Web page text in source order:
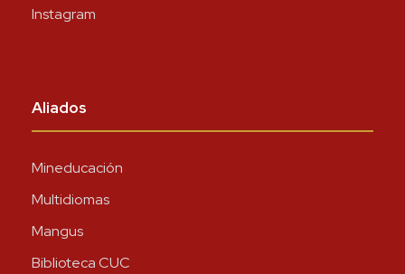
Instagram
Aliados
Mineducación
Multidiomas
Mangus
Biblioteca CUC